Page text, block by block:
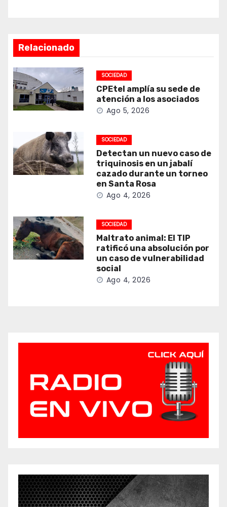
Relacionado
SOCIEDAD
CPEtel amplía su sede de
atención a los asociados
Ago 5, 2026
SOCIEDAD
Detectan un nuevo caso de
triquinosis en un jabalí
cazado durante un torneo
en Santa Rosa
Ago 4, 2026
SOCIEDAD
Maltrato animal: El TIP
ratificó una absolución por
un caso de vulnerabilidad
social
Ago 4, 2026